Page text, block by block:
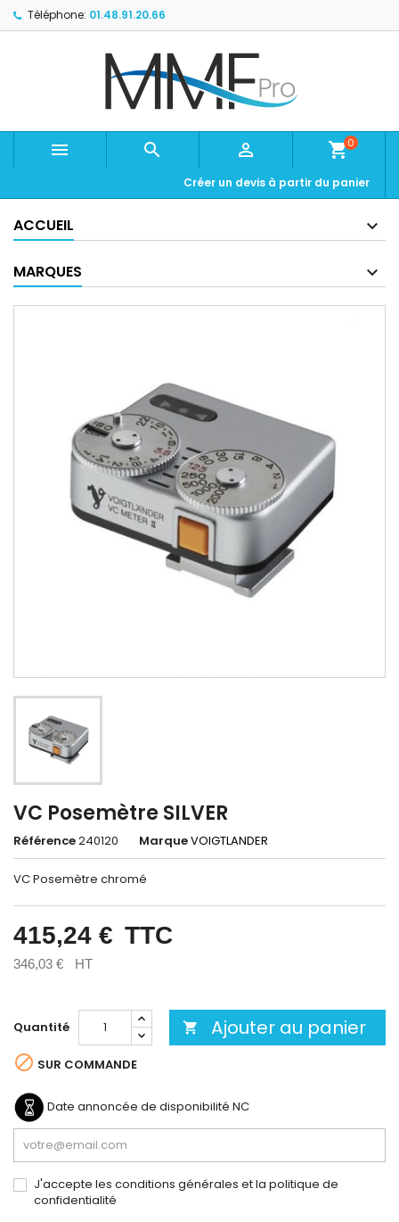
Téléphone: 01.48.91.20.66
   shopping_cart0
Créer un devis à partir du panier
ACCUEIL
MARQUES
VC Posemètre SILVER
Référence240120 MarqueVOIGTLANDER
VC Posemètre chromé
415,24 € TTC
346,03 € HT
Quantité  Ajouter au panier
 SUR COMMANDE
Date annoncée de disponibilité NC
J'accepte les conditions générales et la politique de
confidentialité